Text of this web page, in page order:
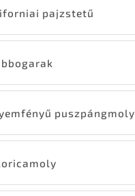
pajzstetű
puszpángmoly